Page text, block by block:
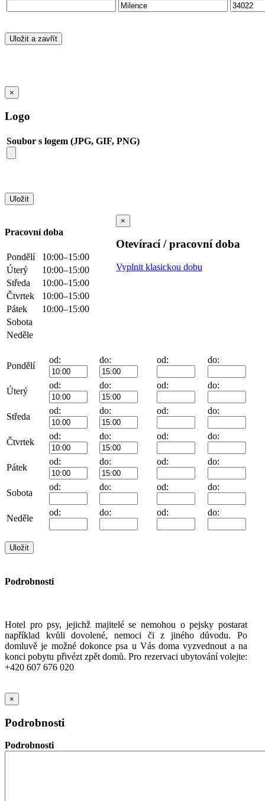
×
Logo
Soubor s logem (JPG, GIF, PNG)
Pracovní doba
Pondělí
10:00–15:00
Úterý
10:00–15:00
Středa
10:00–15:00
Čtvrtek
10:00–15:00
Pátek
10:00–15:00
Sobota
Neděle
×
Otevírací / pracovní doba
Vyplnit klasickou dobu
Pondělí
od: do: od: do:
Úterý
od: do: od: do:
Středa
od: do: od: do:
Čtvrtek
od: do: od: do:
Pátek
od: do: od: do:
Sobota
od: do: od: do:
Neděle
od: do: od: do:
Podrobnosti
Hotel pro psy, jejichž majitelé se nemohou o pejsky postarat
například kvůli dovolené, nemoci či z jiného důvodu. Po
domluvě je možné dokonce psa u Vás doma vyzvednout a na
konci pobytu přivézt zpět domů. Pro rezervaci ubytování volejte:
+420 607 676 020
×
Podrobnosti
Podrobnosti